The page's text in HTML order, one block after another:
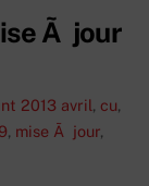
Ã jour
2013 avril, cu,
, mise Ã jour,